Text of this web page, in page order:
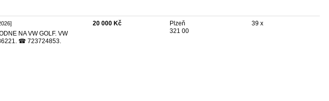
NA VW GOLF. VW
☎ 723724853.
20 000 Kč
Plzeň
321 00
39 x